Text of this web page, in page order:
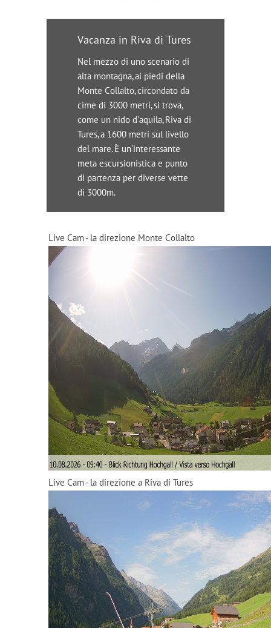
Vacanza in Riva di Tures
Nel mezzo di uno scenario di
alta montagna, ai piedi della
Monte Collalto, circondato da
cime di 3000 metri, si trova,
come un nido d'aquila, Riva di
Tures, a 1600 metri sul livello
del mare. È un'interessante
meta escursionistica e punto
di partenza per diverse vette
di 3000m.
Live Cam - la direzione Monte Collalto
Live Cam - la direzione a Riva di Tures